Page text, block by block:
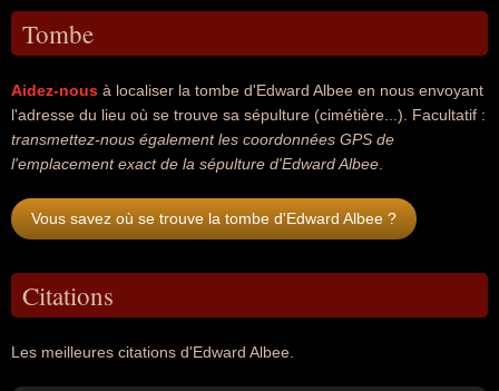
Tombe
Aidez-nous à localiser la tombe d'Edward Albee en nous envoyant
l'adresse du lieu où se trouve sa sépulture (cimétière...). Facultatif :
transmettez-nous également les coordonnées GPS de
l'emplacement exact de la sépulture d'Edward Albee
Vous savez où se trouve la tombe d'Edward Albee ?
Citations
Les meilleures citations d'Edward Albee.